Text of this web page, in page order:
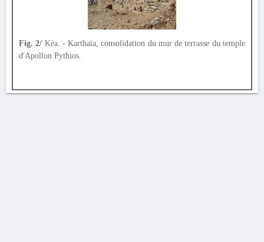
Fig. 2/ Kéa. - Karthaia, consolidation du mur de terrasse du temple
d'Apollon Pythios.